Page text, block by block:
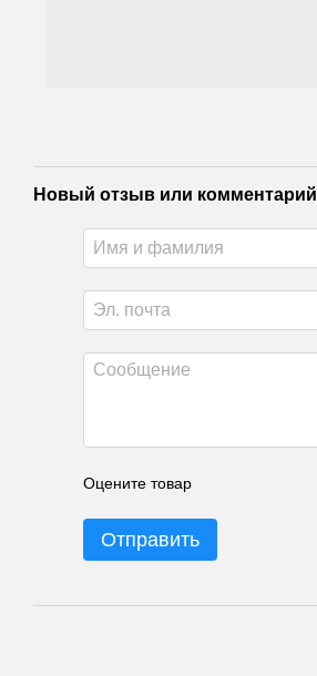
Новый отзыв или комментарий
Оцените товар
Отправить